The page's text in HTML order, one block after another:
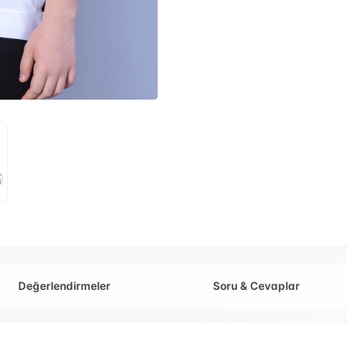
Değerlendirmeler Soru & Cevaplar